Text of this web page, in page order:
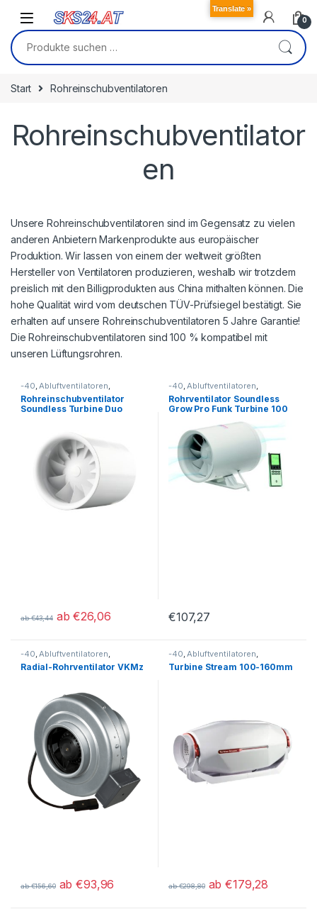
0
Suchen nach:
Start Rohreinschubventilatoren
Rohreinschubventilator
en
Unsere Rohreinschubventilatoren sind im Gegensatz zu vielen
anderen Anbietern Markenprodukte aus europäischer
Produktion. Wir lassen von einem der weltweit größten
Hersteller von Ventilatoren produzieren, weshalb wir trotzdem
preislich mit den Billigprodukten aus China mithalten können. Die
hohe Qualität wird vom deutschen TÜV-Prüfsiegel bestätigt. Sie
erhalten auf unsere Rohreinschubventilatoren 5 Jahre Garantie!
Die Rohreinschubventilatoren sind 100 % kompatibel mit
unseren Lüftungsrohren.
-40,Abluftventilatoren,
Rohreinschubventilatoren
Rohreinschubventilator
Soundless Turbine Duo
ab€43,44 ab€26,06
Dieses Produkt weist mehrere Varianten auf. Die Optionen
-40,Abluftventilatoren,
Intelligente Abluftventilatoren
Rohreinschubventilatoren
Rohrventilator Soundless
Grow Pro Funk Turbine 100
€107,27
-40,Abluftventilatoren,
Industrieventilatoren
Rohreinschubventilatoren
Radial-Rohrventilator VKMz
ab€156,60 ab€93,96
Dieses Produkt weist mehrere Varianten auf. Die Optionen
-40,Abluftventilatoren,
Industrieventilatoren
Rohreinschubventilatoren
Turbine Stream 100-160mm
ab€298,80 ab€179,28
Dieses Produkt weist mehrere
Translate »